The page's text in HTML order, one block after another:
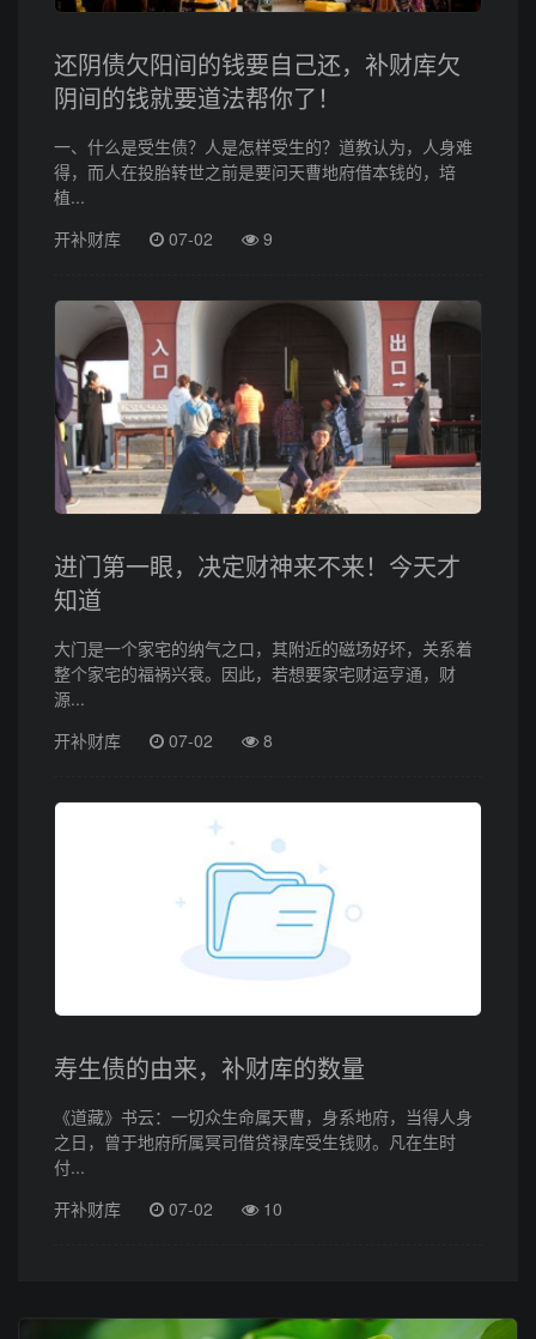
还阴债欠阳间的钱要自己还，补财库欠
阴间的钱就要道法帮你了！
一、什么是受生债？人是怎样受生的？道教认为，人身难
得，而人在投胎转世之前是要问天曹地府借本钱的，培
植...
开补财库
07-02 9
进门第一眼，决定财神来不来！今天才
知道
大门是一个家宅的纳气之口，其附近的磁场好坏，关系着
整个家宅的福祸兴衰。因此，若想要家宅财运亨通，财
源...
开补财库
07-02 8
寿生债的由来，补财库的数量
《道藏》书云：一切众生命属天曹，身系地府，当得人身
之日，曾于地府所属冥司借贷禄库受生钱财。凡在生时
付...
开补财库
07-02 10